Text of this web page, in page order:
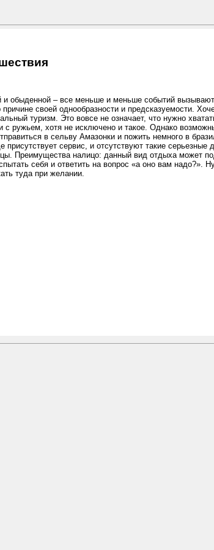
и обыденной – все меньше и меньше событий
причине своей однообразности и предсказуемости.
туризм. Это вовсе не означает, что нужно
с ружьем, хотя не исключено и такое. Однако
в сельву Амазонки и пожить немного в
сервис, и отсутствуют такие серьезные
Преимущества налицо: данный вид отдыха может
себя и ответить на вопрос «а оно вам
туда при желании.